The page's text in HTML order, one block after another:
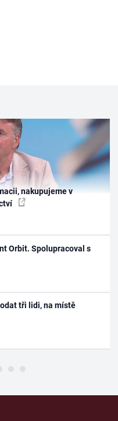
nakupujeme v
Orbit. Spolupracoval s
tři lidi, na místě